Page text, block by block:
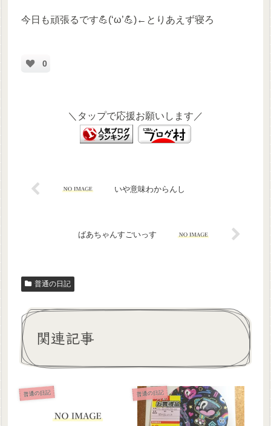
今日も頑張るです💪(‘ω’💪)←とりあえず寝ろ
0
＼タップで応援お願いします／
いや意味わからんし
ばあちゃんすごいっす
普通の日記
関連記事
普通の日記 普通の日記